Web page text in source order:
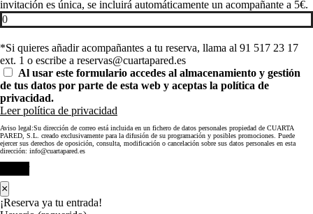
invitación es única, se incluirá automáticamente un acompañante a 5€.
*Si quieres añadir acompañantes a tu reserva, llama al 91 517 23 17
ext. 1 o escribe a reservas@cuartapared.es
Al usar este formulario accedes al almacenamiento y gestión
de tus datos por parte de esta web y aceptas la política de
privacidad.
Leer política de privacidad
Aviso legal:Su dirección de correo está incluida en un fichero de datos personales propiedad de CUARTA
PARED, S.L. creado exclusivamente para la difusión de su programación y posibles promociones. Puede
ejercer sus derechos de oposición, consulta, modificación o cancelación sobre sus datos personales en esta
dirección: info@cuartapared.es
×
¡Reserva ya tu entrada!